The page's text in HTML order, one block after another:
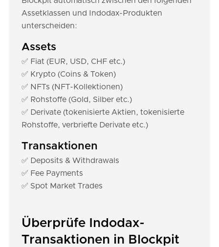
Assetklassen und Indodax-Produkten
unterscheiden:
Assets
✅ Fiat (EUR, USD, CHF etc.)
✅ Krypto (Coins & Token)
✅ NFTs (NFT-Kollektionen)
✅ Rohstoffe (Gold, Silber etc.)
✅ Derivate (tokenisierte Aktien, tokenisierte
Rohstoffe, verbriefte Derivate etc.)
Transaktionen
✅ Deposits & Withdrawals
✅ Fee Payments
✅ Spot Market Trades
Überprüfe Indodax-
Transaktionen in Blockpit